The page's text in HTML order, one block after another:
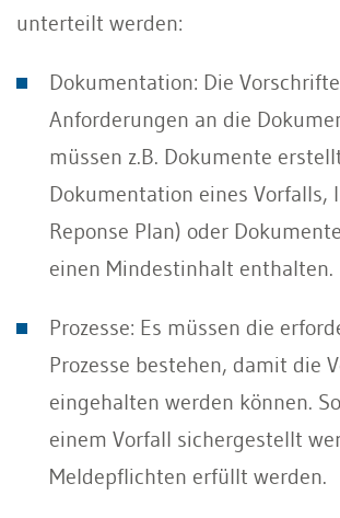
unterteilt werden:
Dokumentation: Die
Anforderungen an die
müssen z.B. Dokumente
Dokumentation eines Vorfalls,
Reponse Plan) oder
einen Mindestinhalt enthalten.
Prozesse: Es müssen die
Prozesse bestehen, damit die
eingehalten werden können.
einem Vorfall sichergestellt
Meldepflichten erfüllt werden.